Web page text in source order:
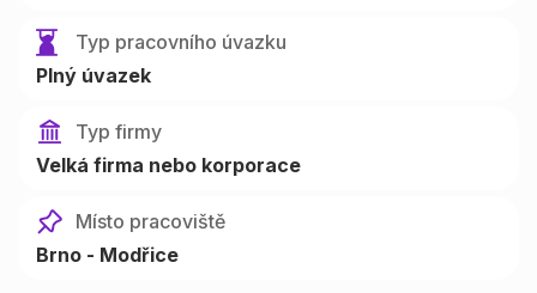
Typ pracovního úvazku
Plný úvazek
Typ firmy
Velká firma nebo korporace
Místo pracoviště
Brno - Modřice